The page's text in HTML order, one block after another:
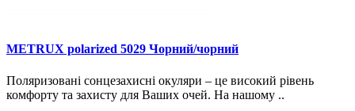
METRUX polarized 5029 Чорний/чорний
Поляризовані сонцезахисні окуляри – це високий рівень
комфорту та захисту для Ваших очей. На нашому ..